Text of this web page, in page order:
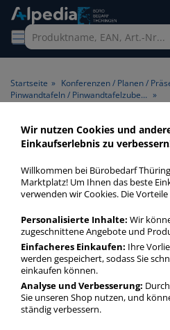
Startseite »
Pinwandtafeln / Pinwandtafelzubehör »
Pinwandnadeln
Reißzwecken >
Reißzwecken >
Pinwandnadeln weiß
günstigen Preis. Finden Sie
Reißzwecken mit unserer Filter-
Pinwandnadeln weiß
mehr Infos zur Kategorie
Wir nutzen Cookies und
Einkaufserlebnis zu
Willkommen bei Bürobedarf
Marktplatz! Um Ihnen das beste
verwenden wir Cookies. Die Vorteile
Personalisierte Inhalte: Wir
zugeschnittene Angebote und
Einfacheres Einkaufen: Ihre
werden gespeichert, sodass Sie
einkaufen können.
Analyse und Verbesserung:
Sie unseren Shop nutzen, und
ständig verbessern.